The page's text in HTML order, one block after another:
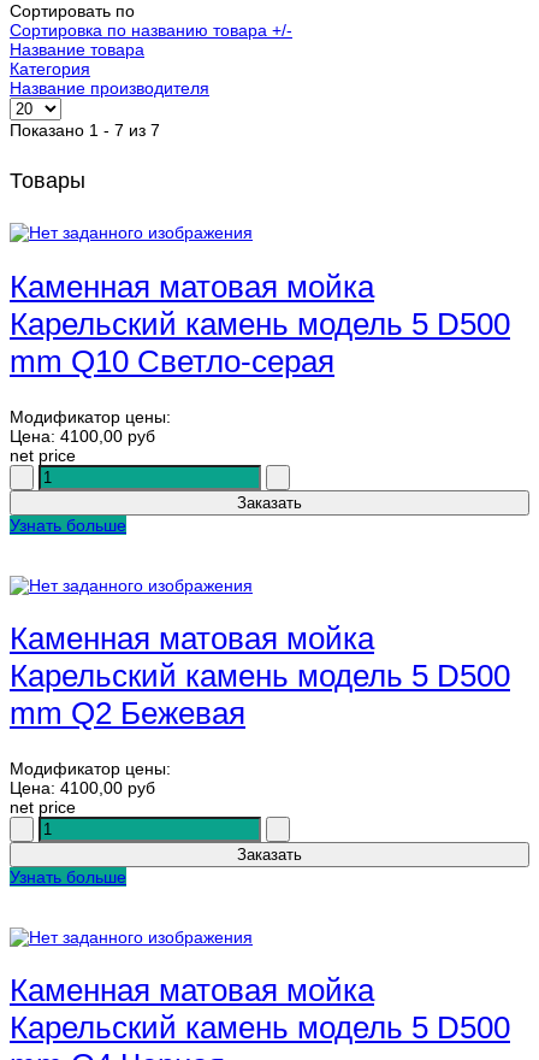
Сортировать по
Сортировка по названию товара +/-
Название товара
Категория
Название производителя
Показано 1 - 7 из 7
Товары
Каменная матовая мойка
Карельский камень модель 5 D500
mm Q10 Светло-серая
Модификатор цены:
Цена: 4100,00 руб
net price
Узнать больше
Каменная матовая мойка
Карельский камень модель 5 D500
mm Q2 Бежевая
Модификатор цены:
Цена: 4100,00 руб
net price
Узнать больше
Каменная матовая мойка
Карельский камень модель 5 D500